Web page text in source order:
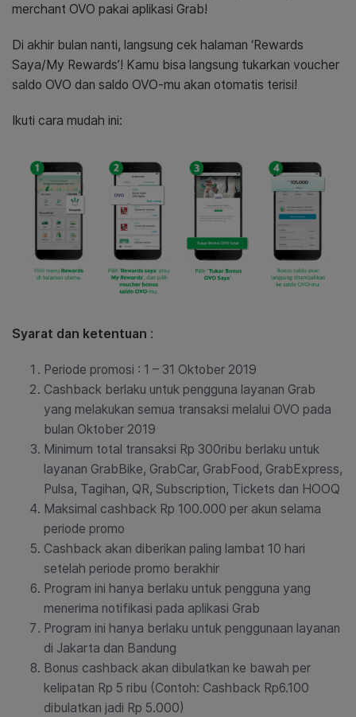
merchant OVO pakai aplikasi Grab!
Di akhir bulan nanti, langsung cek halaman ‘Rewards
Saya/My Rewards’! Kamu bisa langsung tukarkan voucher
saldo OVO dan saldo OVO-mu akan otomatis terisi!
Ikuti cara mudah ini:
Syarat dan ketentuan :
Periode promosi : 1 – 31 Oktober 2019
Cashback berlaku untuk pengguna layanan Grab
yang melakukan semua transaksi melalui OVO pada
bulan Oktober 2019
Minimum total transaksi Rp 300ribu berlaku untuk
layanan GrabBike, GrabCar, GrabFood, GrabExpress,
Pulsa, Tagihan, QR, Subscription, Tickets dan HOOQ
Maksimal cashback Rp 100.000 per akun selama
periode promo
Cashback akan diberikan paling lambat 10 hari
setelah periode promo berakhir
Program ini hanya berlaku untuk pengguna yang
menerima notifikasi pada aplikasi Grab
Program ini hanya berlaku untuk penggunaan layanan
di Jakarta dan Bandung
Bonus cashback akan dibulatkan ke bawah per
kelipatan Rp 5 ribu (Contoh: Cashback Rp6.100
dibulatkan jadi Rp 5.000)